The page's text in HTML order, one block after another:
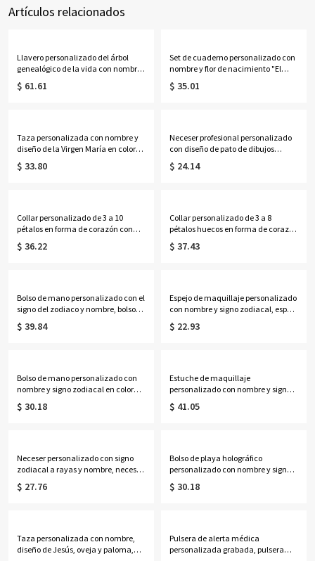
Artículos relacionados
Llavero personalizado del árbol
genealógico de la vida con nombres
de 1 a 13 niños
$ 61.61
Set de cuaderno personalizado con
nombre y flor de nacimiento "El
Nuevo Capítulo", cuaderno A5 de
piel sintética y bolígrafo, regalo de
$ 35.01
Taza personalizada con nombre y
diseño de la Virgen María en color
lavanda, taza de cerámica bicolor
de 325 ml/444 ml para café o té con
$ 33.80
Neceser profesional personalizado
con diseño de pato de dibujos
animados, neceser transparente de
PVC, ideal para fiestas, vacaciones o
$ 24.14
Collar personalizado de 3 a 10
pétalos en forma de corazón con
piedras de nacimiento y nombres,
delicada joyería floral familiar,
$ 36.22
Collar personalizado de 3 a 8
pétalos huecos en forma de corazón
con piedras de nacimiento y
nombres, delicada joyería floral
$ 37.43
Bolso de mano personalizado con el
signo del zodiaco y nombre, bolso
de lona de gran capacidad, ideal
para el día a día, regalo de
$ 39.84
Espejo de maquillaje personalizado
con nombre y signo zodiacal, espejo
compacto doble con aumento
1x/2x, regalo de cumpleaños/boda
$ 22.93
Bolso de mano personalizado con
nombre y signo zodiacal en color
neón, bolso de playa de PVC
transparente con asas de cuerda,
$ 30.18
Estuche de maquillaje
personalizado con nombre y signo
zodiacal, espejo con luz LED de tres
colores, joyero de viaje, regalo de
$ 41.05
Neceser personalizado con signo
zodiacal a rayas y nombre, neceser
de viaje, regalo de
cumpleaños/boda para ella/damas
$ 27.76
Bolso de playa holográfico
personalizado con nombre y signo
zodiacal, bolso de mano
transparente iridiscente de PVC
$ 30.18
Taza personalizada con nombre,
diseño de Jesús, oveja y paloma,
Pulsera de alerta médica
personalizada grabada, pulsera